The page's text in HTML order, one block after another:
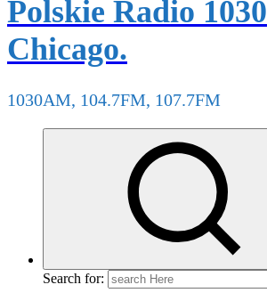
Polskie Radio 1030
Chicago.
1030AM, 104.7FM, 107.7FM
Search for: